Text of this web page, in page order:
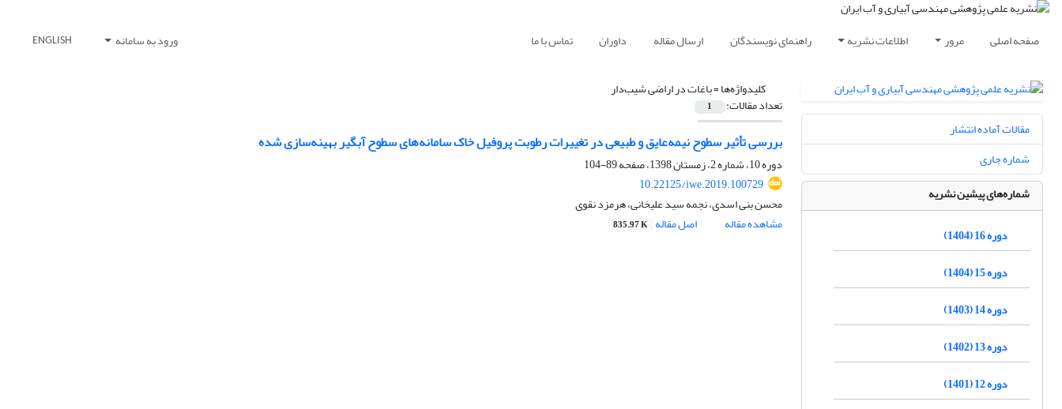
صفحه اصلی مرور اطلاعات نشریه راهنمای نویسندگان ارسال مقاله داوران تماس با ما ورود به سامانه ENGLISH
کلیدواژه‌ها =باغات در اراضی شیب‌دار
تعداد مقالات: 1
بررسی تأثیر سطوح نیمه‌عایق و طبیعی در تغییرات رطوبت پروفیل خاک سامانه‌های سطوح آبگیر بهینه‌سازی شده
دوره 10، شماره 2، زمستان 1398، صفحه
89-104
10.22125/iwe.2019.100729
محسن بنی اسدی، نجمه سید علیخانی، هرمزد نقوی
مشاهده مقاله
اصل مقاله 835.97 K
مقالات آماده انتشار
شماره جاری
شماره‌های پیشین نشریه
دوره 16 (1404)
دوره 15 (1404)
دوره 14 (1403)
دوره 13 (1402)
دوره 12 (1401)